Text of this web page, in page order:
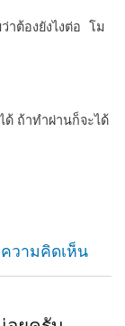
าต้องยังไงต่อ โม
ด้ ถ้าทำผ่านก็จะได้
วย
วามคิดเห็น